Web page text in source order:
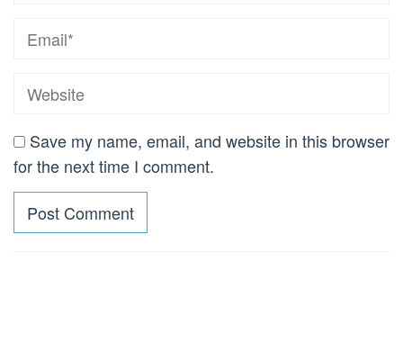
Save my name, email, and website in this browser
for the next time I comment.